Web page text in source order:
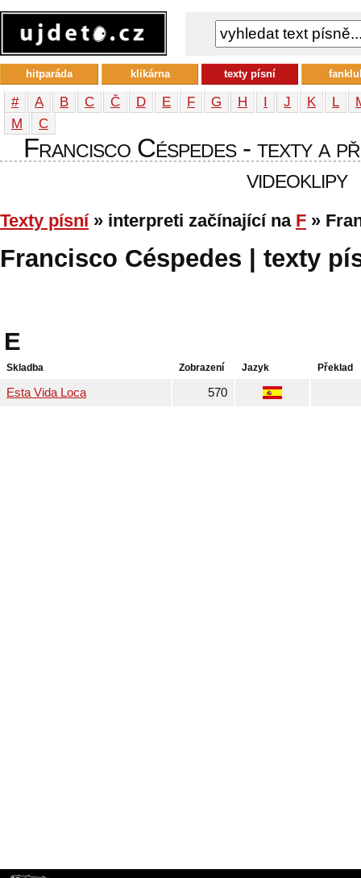
# A B C Č D E F G H I J K L
М
С
Francisco Céspedes - texty a
videoklipy
Texty písní» interpreti začínající na F »
Francisco Céspedes | texty
E
Skladba Zobrazení Jazyk Překlad
Esta Vida Loca 570
hitparáda klikárna texty písní